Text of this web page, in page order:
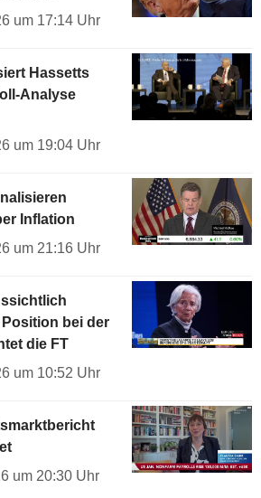
um 17:14 Uhr
Hassetts
Analyse
um 19:04 Uhr
Inflation
um 21:16 Uhr
bei der
die FT
um 10:52 Uhr
um 20:30 Uhr